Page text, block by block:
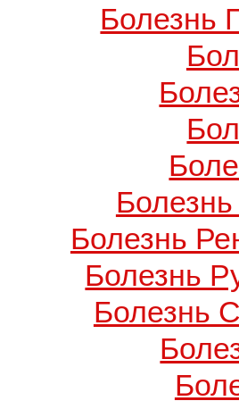
Болезнь
Болезнь
Болезнь
Болезнь